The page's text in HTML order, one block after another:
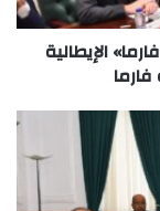
الإيطالية